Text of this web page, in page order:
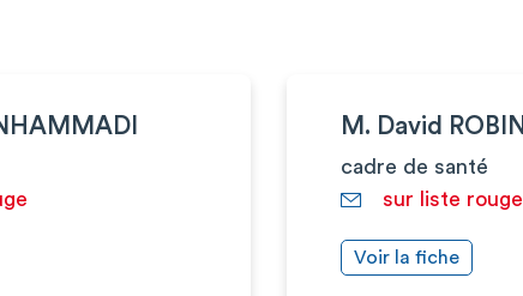
M. David ROBIN
cadre de santé
sur liste rouge
Voir la fiche